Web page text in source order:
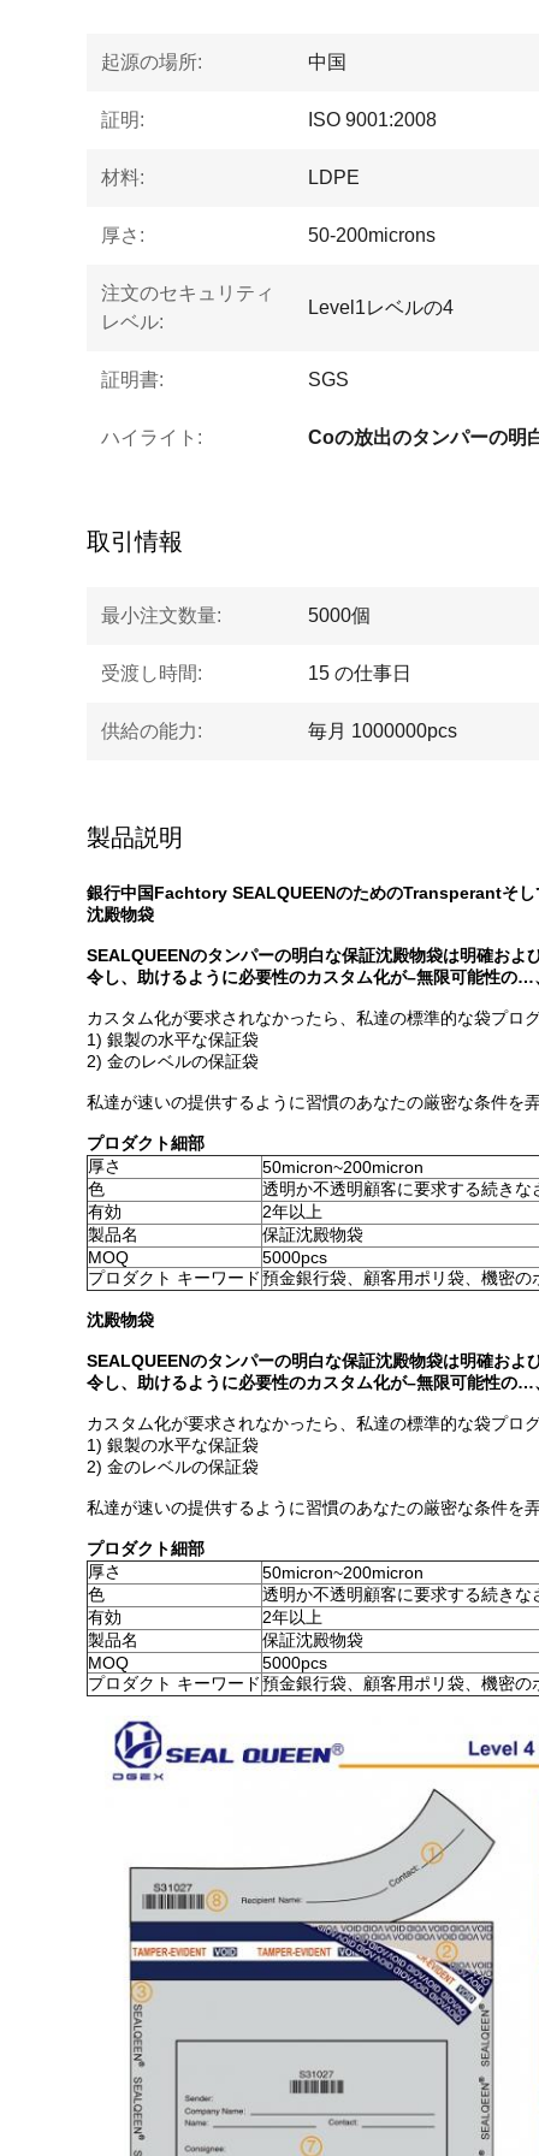
起源の場所: 中国
証明: ISO 9001:2008
材料: LDPE
厚さ: 50-200microns
注文のセキュリティ
レベル:
Level1レベルの4
証明書: SGS
ハイライト:
取引情報
最小注文数量: 5000個
受渡し時間: 15 の仕事日
供給の能力: 毎月 1000000pcs
製品説明
銀行中国Fachtory SEALQUEENのためのTransperantそ
沈殿物袋
SEALQUEENのタンパーの明白な保証沈殿物袋は明確お
令し、助けるように必要性のカスタム化が–無限可能性の
カスタム化が要求されなかったら、私達の標準的な袋プロ
1) 銀製の水平な保証袋
2) 金のレベルの保証袋
私達が速いの提供するように習慣のあなたの厳密な条件を
プロダクト細部
厚さ
50micron~200micron
色
透明か不透明顧客に要求する続きな
有効
2年以上
製品名
保証沈殿物袋
MOQ
5000pcs
プロダクト キーワード預金銀行袋、顧客用ポリ袋、機密の
沈殿物袋
SEALQUEENのタンパーの明白な保証沈殿物袋は明確お
令し、助けるように必要性のカスタム化が–無限可能性の
カスタム化が要求されなかったら、私達の標準的な袋プロ
1) 銀製の水平な保証袋
2) 金のレベルの保証袋
私達が速いの提供するように習慣のあなたの厳密な条件を
プロダクト細部
厚さ
50micron~200micron
色
透明か不透明顧客に要求する続きな
有効
2年以上
製品名
保証沈殿物袋
MOQ
5000pcs
プロダクト キーワード預金銀行袋、顧客用ポリ袋、機密の